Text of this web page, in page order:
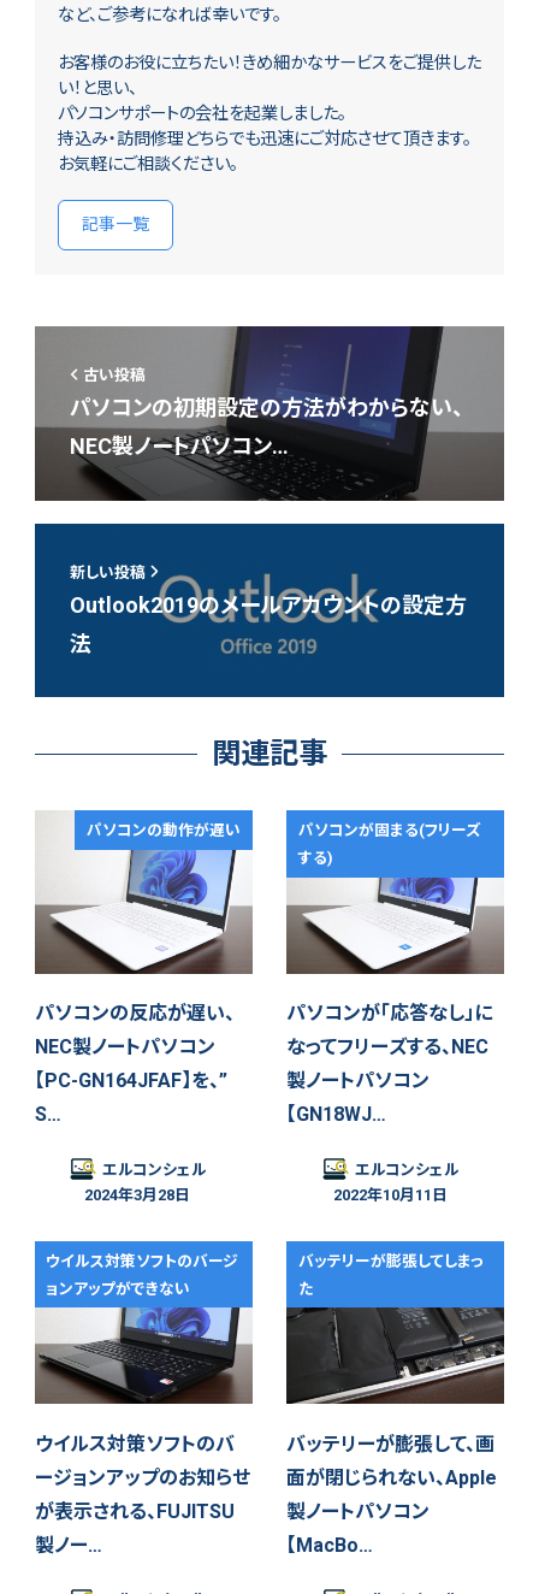
など、ご参考になれば幸いです。
お客様のお役に立ちたい！きめ細かなサービスをご提供した
い！と思い、
パソコンサポートの会社を起業しました。
持込み・訪問修理どちらでも迅速にご対応させて頂きます。
お気軽にご相談ください。
記事一覧
古い投稿
パソコンの初期設定の方法がわからない、
NEC製ノートパソコン…
新しい投稿
Outlook2019のメールアカウントの設定方
法
関連記事
パソコンの動作が遅い
パソコンの反応が遅い、
NEC製ノートパソコン
【PC-GN164JFAF】を、”
S…
エルコンシェル
2024年3月28日
パソコンが固まる(フリーズ
する)
パソコンが「応答なし」に
なってフリーズする、NEC
製ノートパソコン
【GN18WJ…
エルコンシェル
2022年10月11日
ウイルス対策ソフトのバージ
ョンアップができない
ウイルス対策ソフトのバ
ージョンアップのお知らせ
が表示される、FUJITSU
製ノー…
バッテリーが膨張してしまっ
た
バッテリーが膨張して、画
面が閉じられない、Apple
製ノートパソコン
【MacBo…